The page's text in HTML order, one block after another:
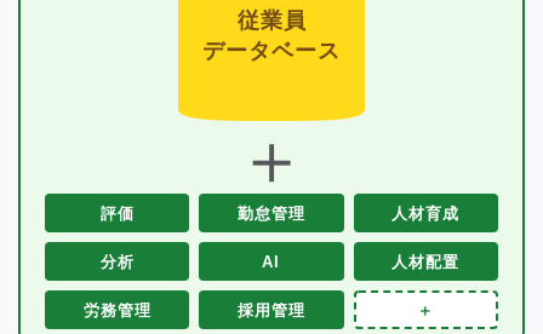
従業員
データベース
＋
評価 勤怠管理 人材育成
分析 AI 人材配置
労務管理 採用管理 ＋